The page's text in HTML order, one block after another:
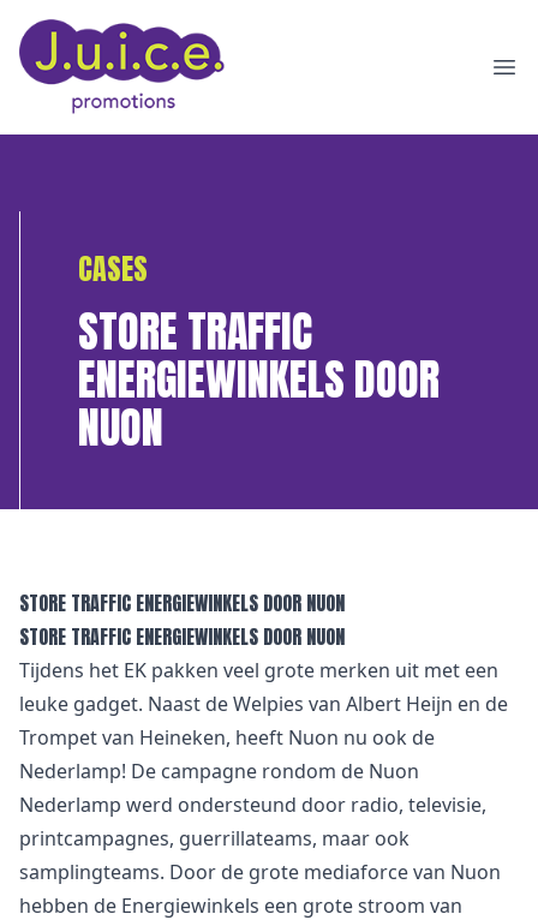
CASES
STORE TRAFFIC
ENERGIEWINKELS DOOR
NUON
STORE TRAFFIC ENERGIEWINKELS DOOR NUON
STORE TRAFFIC ENERGIEWINKELS DOOR NUON
Tijdens het EK pakken veel grote merken uit met een
leuke gadget. Naast de Welpies van Albert Heijn en de
Trompet van Heineken, heeft Nuon nu ook de
Nederlamp! De campagne rondom de Nuon
Nederlamp werd ondersteund door radio, televisie,
printcampagnes, guerrillateams, maar ook
samplingteams. Door de grote mediaforce van Nuon
hebben de Energiewinkels een grote stroom van